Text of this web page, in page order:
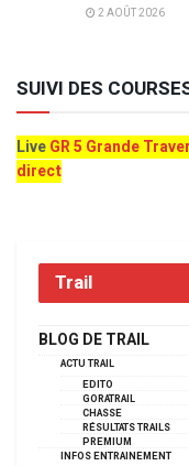
2 AOÛT 2026
SUIVI DES
LiveGR 5 Grande
direct
Trail
BLOG DE TRAIL
ACTU TRAIL
EDITO
GORATRAIL
CHASSE
RÉSULTATS TRAILS
PREMIUM
INFOS ENTRAINEMENT